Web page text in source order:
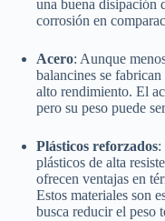
una buena disipación
corrosión en
Acero: Aunque
balancines se
alto rendimiento. El
pero su peso puede
Plásticos reforzados:
plásticos de alta
ofrecen ventajas en
Estos materiales son
busca reducir el peso